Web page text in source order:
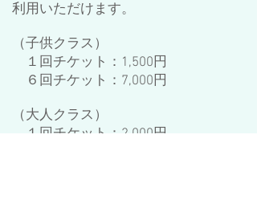
利用いただけます。
（子供クラス）
１回チケット：1,500円
６回チケット：7,000円
（大人クラス）
１回チケット：2,000円